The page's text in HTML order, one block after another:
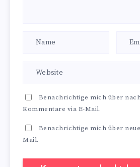
Benachrichtige mich über
Kommentare via E-Mail.
Benachrichtige mich über
Mail.